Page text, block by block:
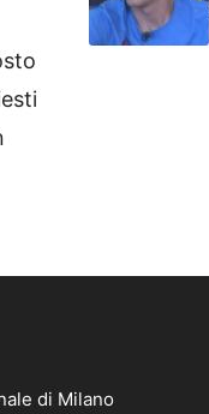
di Milano